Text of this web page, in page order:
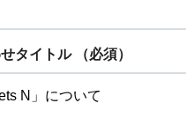
タイトル （必須）